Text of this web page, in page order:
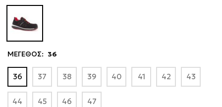
ΜΕΓΕΘΟΣ: 36
36 37 38 39 40 41 42 43
44 45 46 47